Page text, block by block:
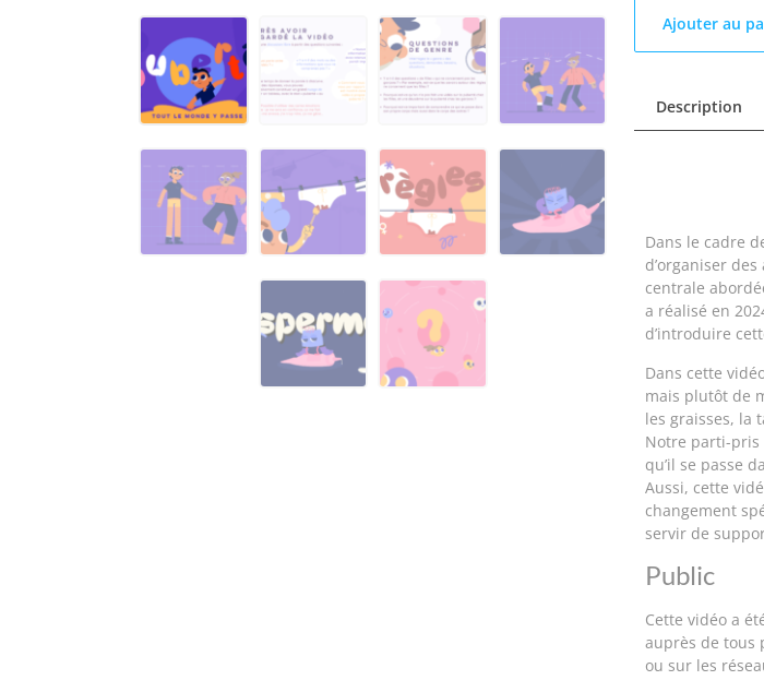
Ajouter au
Description
Dans le cadre
d’organiser
centrale
a réalisé en
d’introduire
Dans cette
mais plutôt de
les graisses, la
Notre parti-pris
qu’il se passe
Aussi, cette
changement
servir de
Public
Cette vidéo a
auprès detous
ou sur les